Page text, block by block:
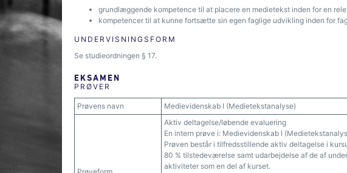
grundlæggende kompetence til at placere en medietekst inden for en
kompetencer til at kunne fortsætte sin egen faglige udvikling inden for
UNDERVISNINGSFORM
Se studieordningen § 17.
EKSAMEN
PRØVER
Prøvens navn Medievidenskab I (Medietekstanalyse)
Aktiv deltagelse/løbende evaluering
En intern prøve i: Medievidenskab I
Prøven består i tilfredsstillende aktiv deltagelse i
80 % tilstedeværelse samt udarbejdelse af de af
aktiviteter som en del af kurset.